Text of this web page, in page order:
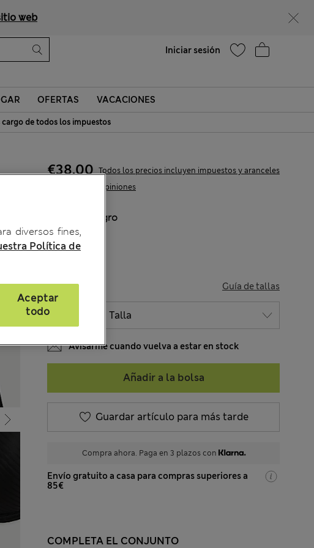
web
Iniciar sesión
OFERTAS VACACIONES
cargo de todos los impuestos
45 Opiniones
€38,00 Todos los precios incluyen impuestos y aranceles
Negro
TALLA Guía de tallas
Avisarme cuando vuelva a estar en stock
Añadir a la bolsa
Guardar artículo para más tarde
Compra ahora. Paga en 3 plazos con
Envío gratuito a casa para compras superiores a
85€
COMPLETA EL CONJUNTO
diversos fines,
Política de
Aceptar
todo